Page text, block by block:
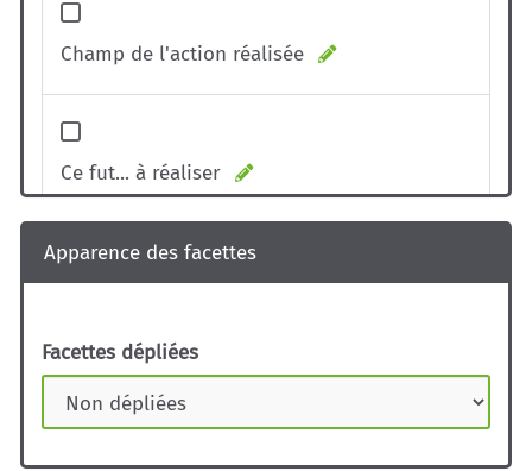
Champ de l'action réalisée
Ce fut... à réaliser
Apparence des facettes
Facettes dépliées